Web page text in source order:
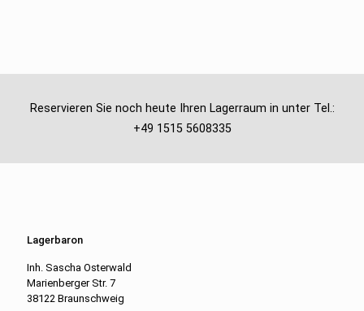
Reservieren Sie noch heute Ihren Lagerraum in unter Tel.:
+49 1515 5608335
Lagerbaron
Inh. Sascha Osterwald
Marienberger Str. 7
38122 Braunschweig